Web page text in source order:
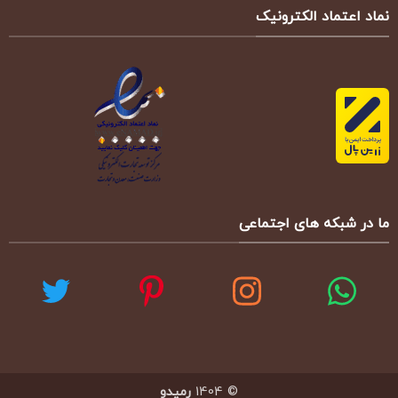
نماد اعتماد الکترونیک
ما در شبکه های اجتماعی
© 1404 رمیدو